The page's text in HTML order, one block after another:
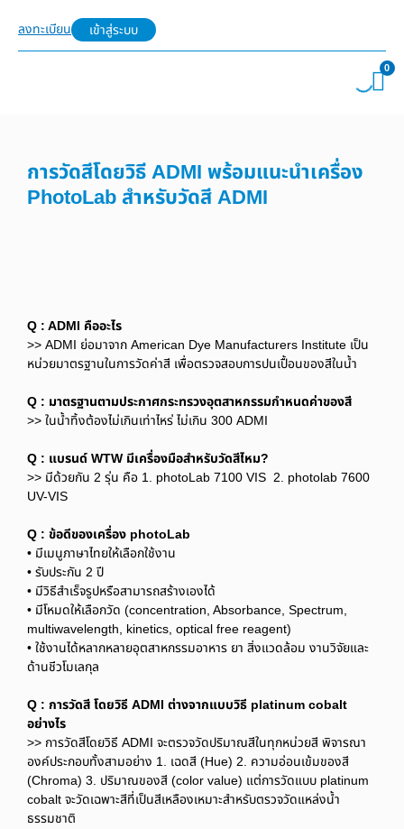
ลงทะเบียน เข้าสู่ระบบ
0
การวัดสีโดยวิธี ADMI พร้อมแนะนำเครื่อง
PhotoLab สำหรับวัดสี ADMI
Q : ADMI คืออะไร
>> ADMI ย่อมาจาก American Dye Manufacturers Institute เป็น
หน่วยมาตรฐานในการวัดค่าสี เพื่อตรวจสอบการปนเปื้อนของสีในน้ำ
Q : มาตรฐานตามประกาศกระทรวงอุตสาหกรรมกำหนดค่าของสี
>> ในน้ำทิ้งต้องไม่เกินเท่าไหร่ ไม่เกิน 300 ADMI
Q : แบรนด์ WTW มีเครื่องมือสำหรับวัดสีไหม?
>> มีด้วยกัน 2 รุ่น คือ 1. photoLab 7100 VIS 2. photolab 7600
UV-VIS
Q : ข้อดีของเครื่อง photoLab
• มีเมนูภาษาไทยให้เลือกใช้งาน
• รับประกัน 2 ปี
• มีวิธีสำเร็จรูปหรือสามารถสร้างเองได้
• มีโหมดให้เลือกวัด (concentration, Absorbance, Spectrum,
multiwavelength, kinetics, optical free reagent)
• ใช้งานได้หลากหลายอุตสาหกรรมอาหาร ยา สิ่งแวดล้อม งานวิจัยและ
ด้านชีวโมเลกุล
Q : การวัดสี โดยวิธี ADMI ต่างจากแบบวิธี platinum cobalt
อย่างไร
>> การวัดสีโดยวิธี ADMI จะตรวจวัดปริมาณสีในทุกหน่วยสี พิจารณา
องค์ประกอบทั้งสามอย่าง 1. เฉดสี (Hue) 2. ความอ่อนเข้มของสี
(Chroma) 3. ปริมาณของสี (color value) แต่การวัดแบบ platinum
cobalt จะวัดเฉพาะสีที่เป็นสีเหลืองเหมาะสำหรับตรวจวัดแหล่งน้ำ
ธรรมชาติ